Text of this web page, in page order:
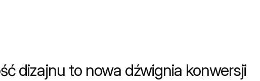
dizajnu to nowa dźwignia konwersji